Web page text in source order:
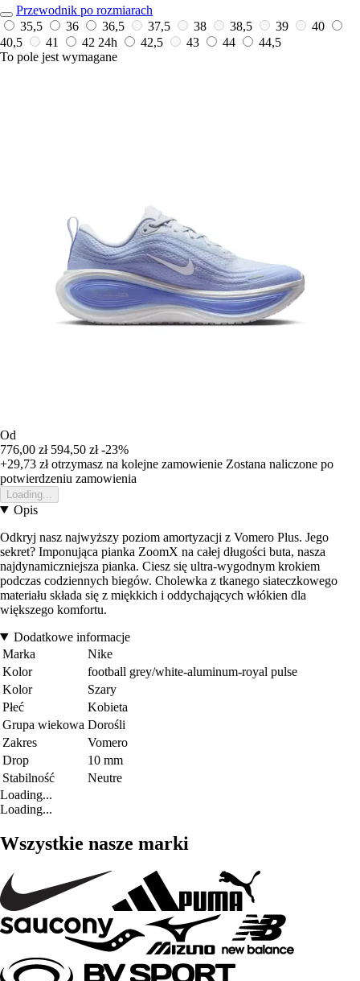
Przewodnik po rozmiarach
35,5
36 36,5 37,5 38 38,5 39
40
40,5
41 42 24h 42,5 43 44
44,5
To pole jest wymagane
Od
776,00 zł 594,50 zł -23%
+29,73 złotrzymasz na kolejne zamowienie Zostana naliczone po
potwierdzeniu zamowienia
Loading...
Opis
Odkryj nasz najwyższy poziom amortyzacji z Vomero Plus. Jego
sekret? Imponująca pianka ZoomX na całej długości buta, nasza
najdynamiczniejsza pianka. Ciesz się ultra-wygodnym krokiem
podczas codziennych biegów. Cholewka z tkanego siateczkowego
materiału składa się z miękkich i oddychających włókien dla
większego komfortu.
Dodatkowe informacje
Marka
Nike
Kolor
football grey/white-aluminum-royal pulse
Kolor
Szary
Płeć
Kobieta
Grupa wiekowa Dorośli
Zakres
Vomero
Drop
10 mm
Stabilność
Neutre
Loading...
Loading...
Wszystkie nasze marki